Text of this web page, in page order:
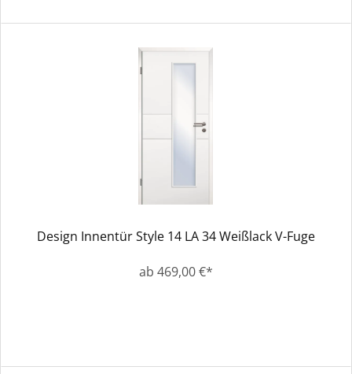
Design Innentür Style 14 LA 34 Weißlack V-Fuge
ab 469,00 €*